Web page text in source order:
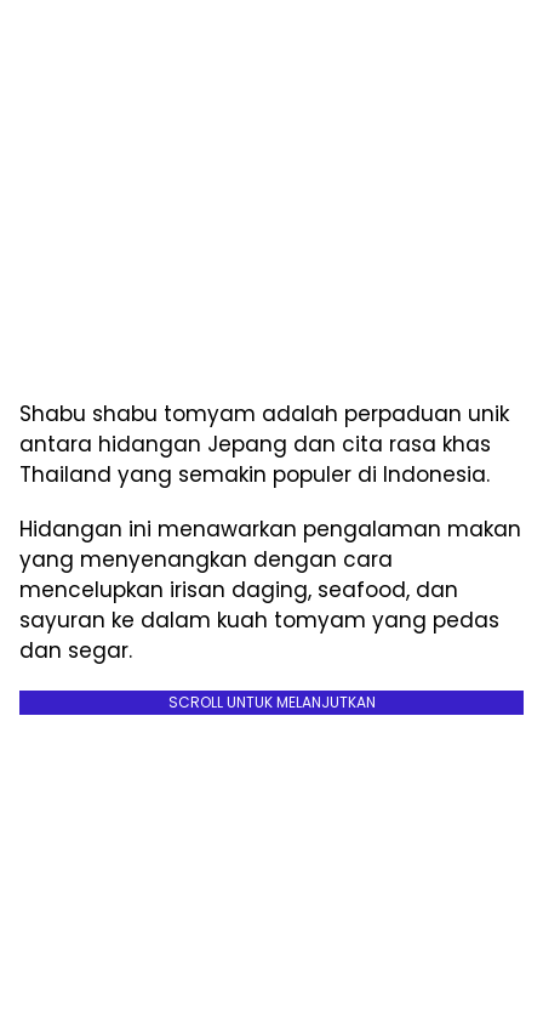
Shabu shabu tomyam adalah perpaduan unik
antara hidangan Jepang dan cita rasa khas
Thailand yang semakin populer di Indonesia.
Hidangan ini menawarkan pengalaman makan
yang menyenangkan dengan cara
mencelupkan irisan daging, seafood, dan
sayuran ke dalam kuah tomyam yang pedas
dan segar.
SCROLL UNTUK MELANJUTKAN